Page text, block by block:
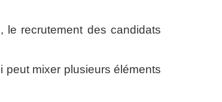
le recrutement des candidats
mixer plusieurs éléments